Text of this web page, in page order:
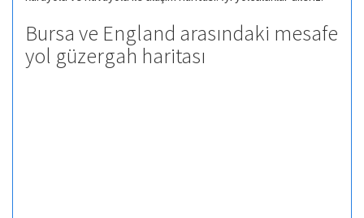
Bursa ve England arasındaki mesafe
yol güzergah haritası